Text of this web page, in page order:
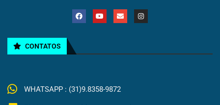
CONTATOS
WHATSAPP : (31)9.8358-9872